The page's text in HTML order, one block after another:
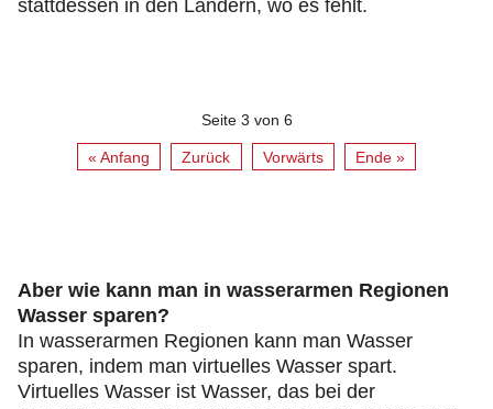
stattdessen in den Ländern, wo es fehlt.
Seite 3 von 6
« Anfang Zurück Vorwärts Ende »
Aber wie kann man in wasserarmen Regionen
Wasser sparen?
In wasserarmen Regionen kann man Wasser
sparen, indem man virtuelles Wasser spart.
Virtuelles Wasser ist Wasser, das bei der